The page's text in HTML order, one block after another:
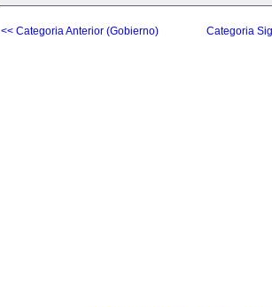
<< Categoria Anterior (Gobierno) Categoria